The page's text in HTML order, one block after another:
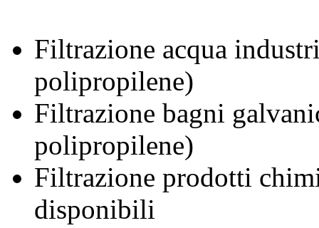
Filtrazione acqua
polipropilene)
Filtrazione bagni
polipropilene)
Filtrazione prodotti
disponibili